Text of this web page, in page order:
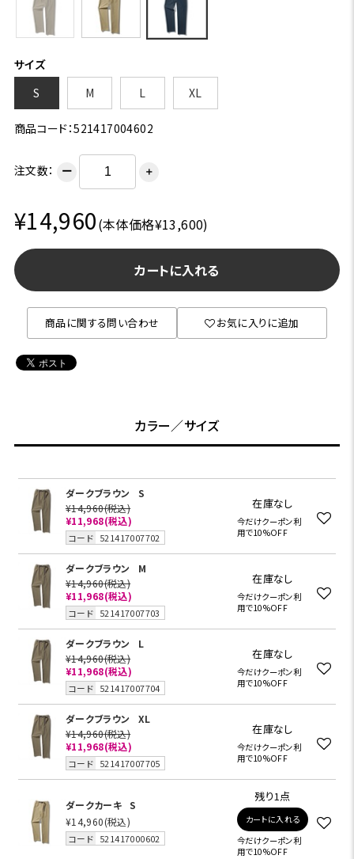
サイズ
S
M L XL
商品コード：521417004602
注文数： ー ＋
¥14,960(本体価格¥13,600)
カートに入れる
商品に関する問い合わせ お気に入りに追加
カラー／サイズ
ダークブラウン
S
¥14,960(税込)
¥11,968(税込)
コード 521417007702
在庫なし
今だけクーポン利
用で10%OFF
ダークブラウン
M
¥14,960(税込)
¥11,968(税込)
コード 521417007703
在庫なし
今だけクーポン利
用で10%OFF
ダークブラウン
L
¥14,960(税込)
¥11,968(税込)
コード 521417007704
在庫なし
今だけクーポン利
用で10%OFF
ダークブラウン
XL
¥14,960(税込)
¥11,968(税込)
コード 521417007705
在庫なし
今だけクーポン利
用で10%OFF
ダークカーキ
S
¥14,960(税込)
コード 521417000602
残り1点
カートに入れる
今だけクーポン利
用で10%OFF